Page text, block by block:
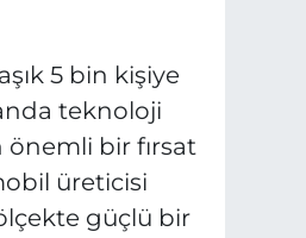
5 bin kişiye
teknoloji
önemli bir fırsat
üreticisi
güçlü bir